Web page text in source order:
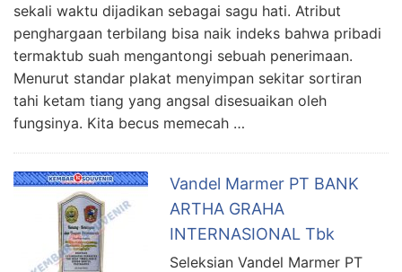
sekali waktu dijadikan sebagai sagu hati. Atribut
penghargaan terbilang bisa naik indeks bahwa pribadi
termaktub suah mengantongi sebuah penerimaan.
Menurut standar plakat menyimpan sekitar sortiran
tahi ketam tiang yang angsal disesuaikan oleh
fungsinya. Kita becus memecah …
Vandel Marmer PT BANK
ARTHA GRAHA
INTERNASIONAL Tbk
Seleksian Vandel Marmer PT